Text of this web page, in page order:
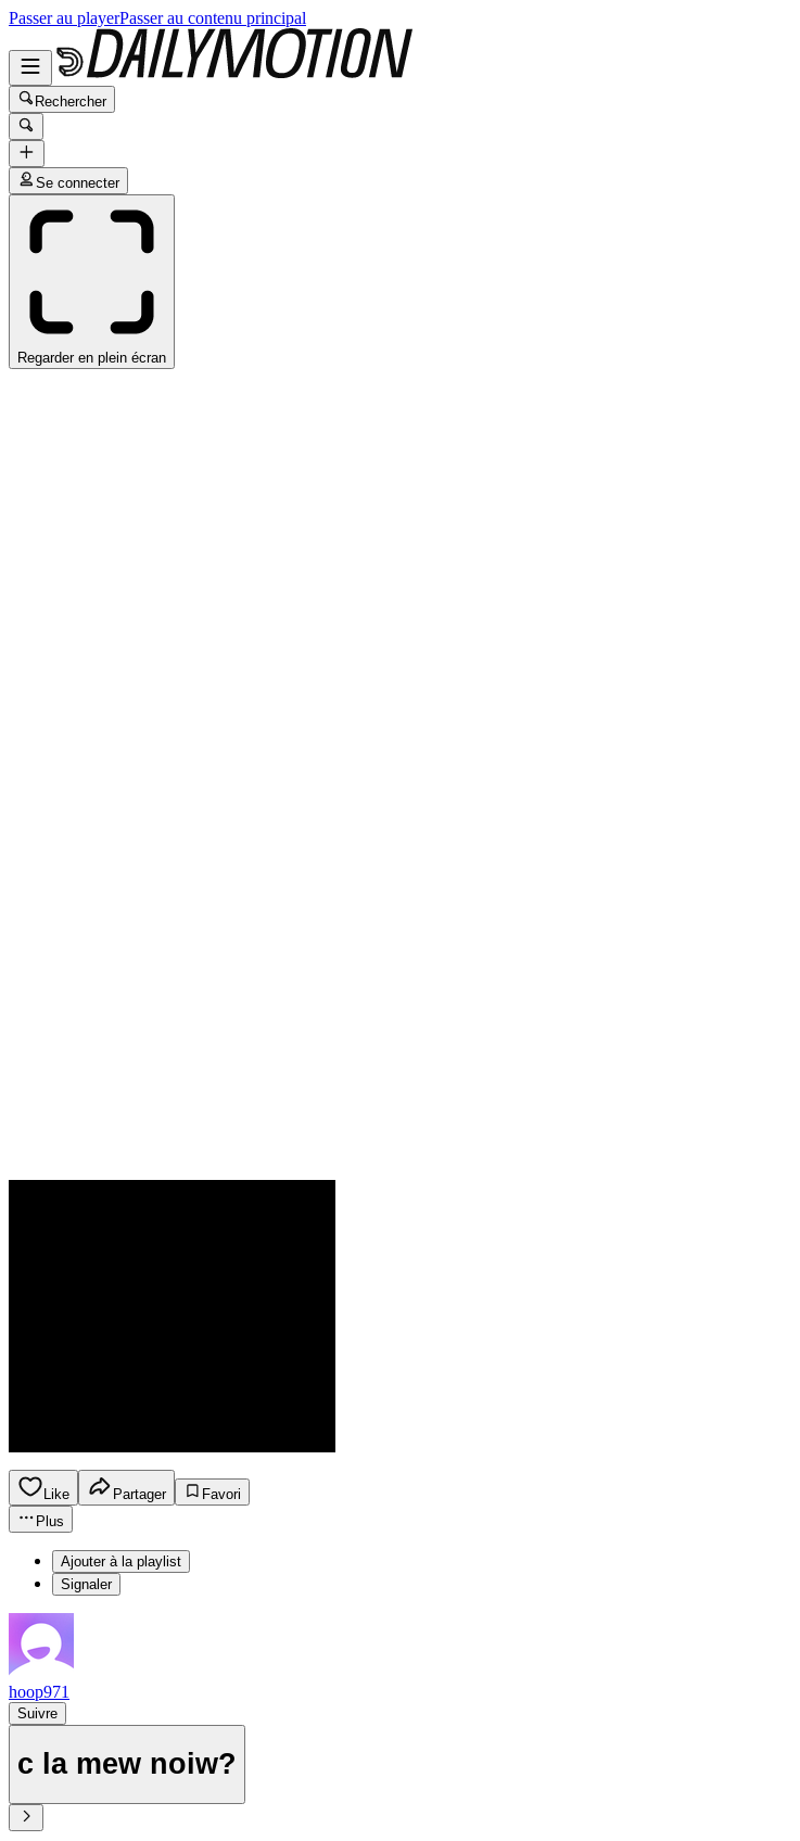
Passer au playerPasser au contenu principal
Rechercher
Se connecter
Regarder en plein écran
Like Partager
Favori
Plus
Ajouter à la playlist
Signaler
hoop971
Suivre
c la mew noiw?